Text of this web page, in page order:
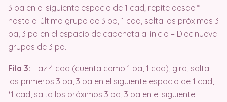
3 pa en el siguiente espacio de 1 cad; repite desde *
hasta el último grupo de 3 pa, 1 cad, salta los próximos 3
pa, 3 pa en el espacio de cadeneta al inicio – Diecinueve
grupos de 3 pa.
Fila 3: Haz 4 cad (cuenta como 1 pa, 1 cad), gira, salta
los primeros 3 pa, 3 pa en el siguiente espacio de 1 cad,
*1 cad, salta los próximos 3 pa, 3 pa en el siguiente